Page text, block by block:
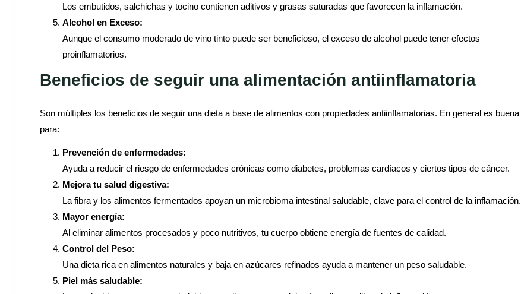
Los embutidos, salchichas y tocino contienen aditivos y grasas saturadas que favorecen la inflamación.
Alcohol en Exceso:
Aunque el consumo moderado de vino tinto puede ser beneficioso, el exceso de alcohol puede tener efectos
proinflamatorios.
Beneficios de seguir una alimentación antiinflamatoria
Son múltiples los beneficios de seguir una dieta a base de alimentos con propiedades antiinflamatorias. En general es buena
para:
Prevención de enfermedades:
Ayuda a reducir el riesgo de enfermedades crónicas como diabetes, problemas cardíacos y ciertos tipos de cáncer.
Mejora tu salud digestiva:
La fibra y los alimentos fermentados apoyan un microbioma intestinal saludable, clave para el control de la inflamación.
Mayor energía:
Al eliminar alimentos procesados y poco nutritivos, tu cuerpo obtiene energía de fuentes de calidad.
Control del Peso:
Una dieta rica en alimentos naturales y baja en azúcares refinados ayuda a mantener un peso saludable.
Piel más saludable: